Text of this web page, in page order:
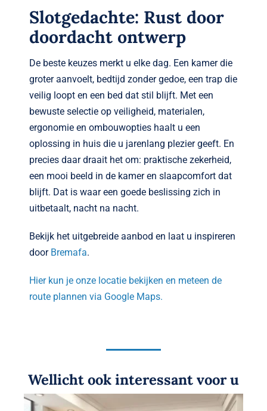
Slotgedachte: Rust door
doordacht ontwerp
De beste keuzes merkt u elke dag. Een kamer die
groter aanvoelt, bedtijd zonder gedoe, een trap die
veilig loopt en een bed dat stil blijft. Met een
bewuste selectie op veiligheid, materialen,
ergonomie en ombouwopties haalt u een
oplossing in huis die u jarenlang plezier geeft. En
precies daar draait het om: praktische zekerheid,
een mooi beeld in de kamer en slaapcomfort dat
blijft. Dat is waar een goede beslissing zich in
uitbetaalt, nacht na nacht.
Bekijk het uitgebreide aanbod en laat u inspireren
door Bremafa.
Hier kun je onze locatie bekijken en meteen de
route plannen via Google Maps.
Wellicht ook interessant voor u